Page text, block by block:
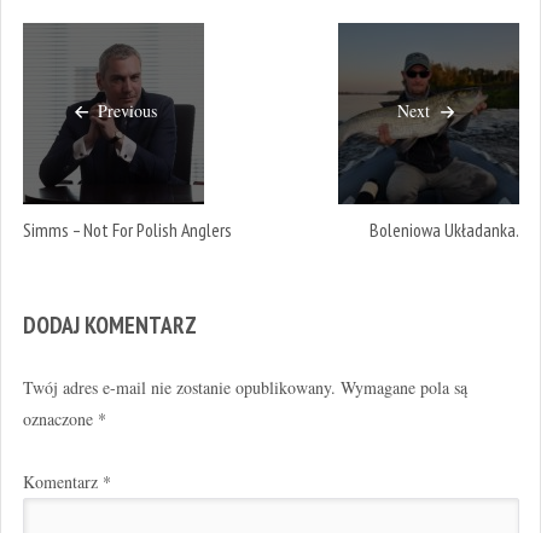
Previous
Simms – Not For Polish Anglers
Next
Boleniowa Układanka.
DODAJ KOMENTARZ
Twój adres e-mail nie zostanie opublikowany. Wymagane pola są
oznaczone *
Komentarz *